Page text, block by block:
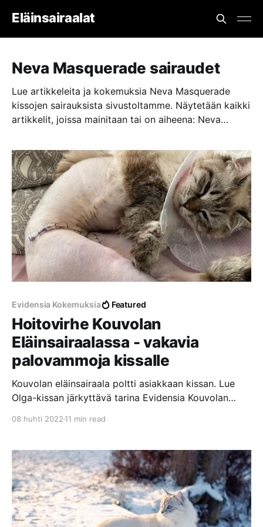
Eläinsairaalat
Neva Masquerade sairaudet
Lue artikkeleita ja kokemuksia Neva Masquerade
kissojen sairauksista sivustoltamme. Näytetään kaikki
artikkelit, joissa mainitaan tai on aiheena: Neva
Evidensia Kokemuksia Featured
Hoitovirhe Kouvolan
Eläinsairaalassa - vakavia
palovammoja kissalle
Kouvolan eläinsairaala poltti asiakkaan kissan. Lue
Olga-kissan järkyttävä tarina Evidensia Kouvolan
08 huhti 2022 11 min read